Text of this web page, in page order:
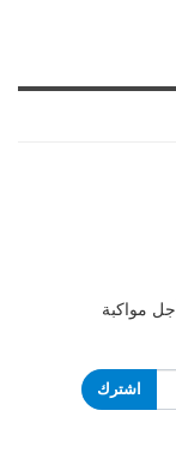
مواكبة
اشترك